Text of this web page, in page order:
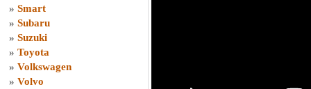
» Smart
» Subaru
» Suzuki
» Toyota
» Volkswagen
» Volvo